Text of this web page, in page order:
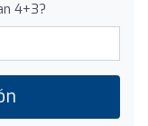
4+3?